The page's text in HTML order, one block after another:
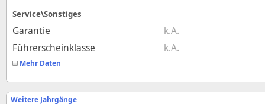
Service\Sonstiges
Garantie
k.A.
Führerscheinklasse
k.A.
Mehr Daten
Weitere Jahrgänge